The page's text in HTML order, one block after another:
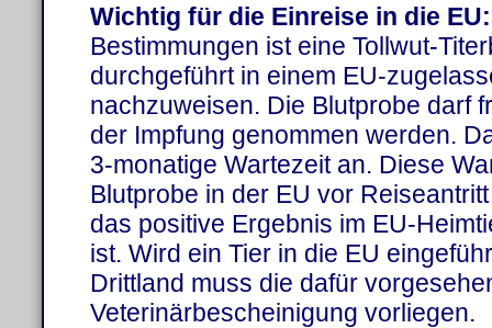
Wichtig für die Einreise in die EU:
Bestimmungen ist eine Tollwut-
durchgeführt in einem EU-
nachzuweisen. Die Blutprobe darf
der Impfung genommen werden.
3-monatige Wartezeit an. Diese
Blutprobe in der EU vor
das positive Ergebnis im EU-
ist. Wird ein Tier in die EU
Drittland muss die dafür
Veterinärbescheinigung vorliegen.